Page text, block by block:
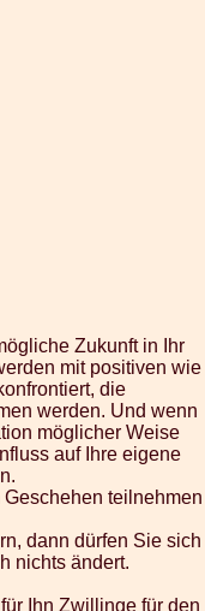
Zukunft in Ihr
mit positiven wie
die
werden. Und wenn
möglicher Weise
auf Ihre eigene
teilnehmen
dann dürfen Sie sich
nichts ändert.
Ihn Zwillinge für den